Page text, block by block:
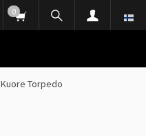
0
Kuore Torpedo